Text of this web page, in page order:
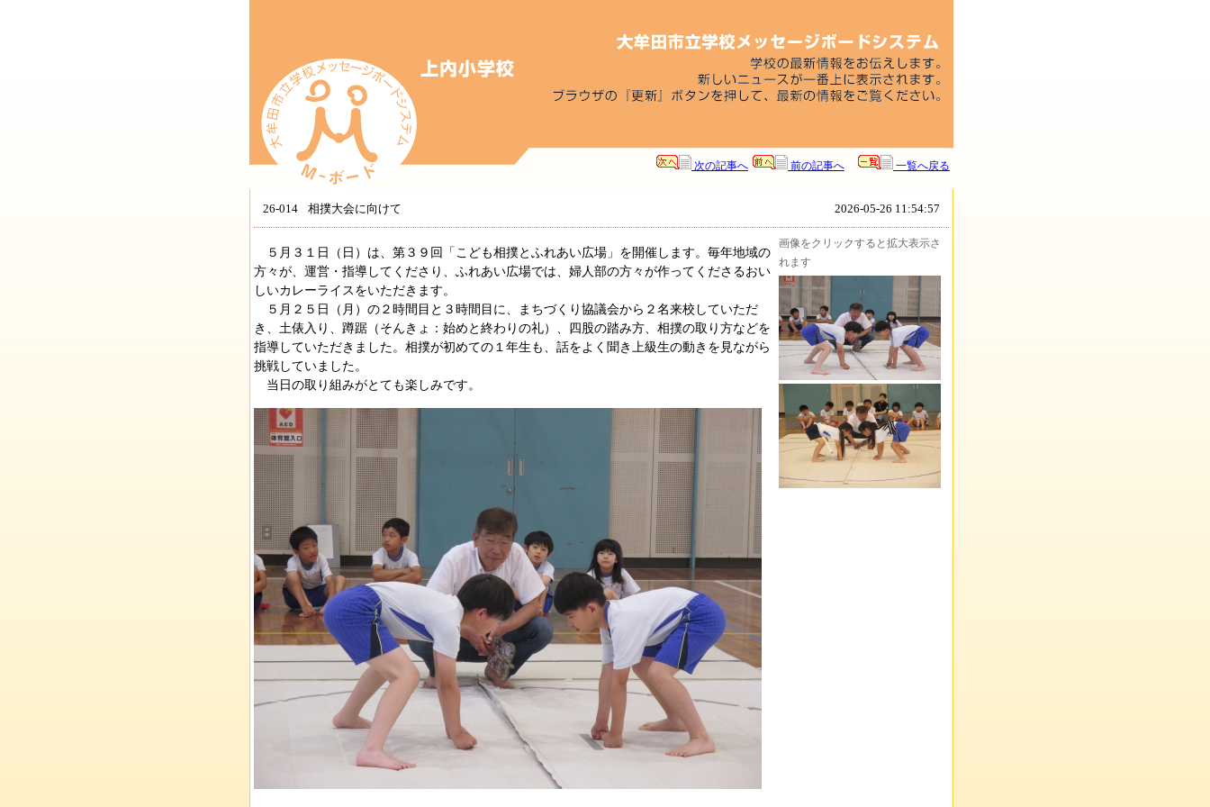
次の記事へ 前の記事へ 一覧へ戻る
26-014 相撲大会に向けて 2026-05-26 11:54:57
５月３１日（日）は、第３９回「こども相撲とふれあい広場」を開催します。毎年地域の
方々が、運営・指導してくださり、ふれあい広場では、婦人部の方々が作ってくださるおい
しいカレーライスをいただきます。
５月２５日（月）の２時間目と３時間目に、まちづくり協議会から２名来校していただ
き、土俵入り、蹲踞（そんきょ：始めと終わりの礼）、四股の踏み方、相撲の取り方などを
指導していただきました。相撲が初めての１年生も、話をよく聞き上級生の動きを見ながら
挑戦していました。
当日の取り組みがとても楽しみです。
画像をクリックすると拡大表示さ
れます